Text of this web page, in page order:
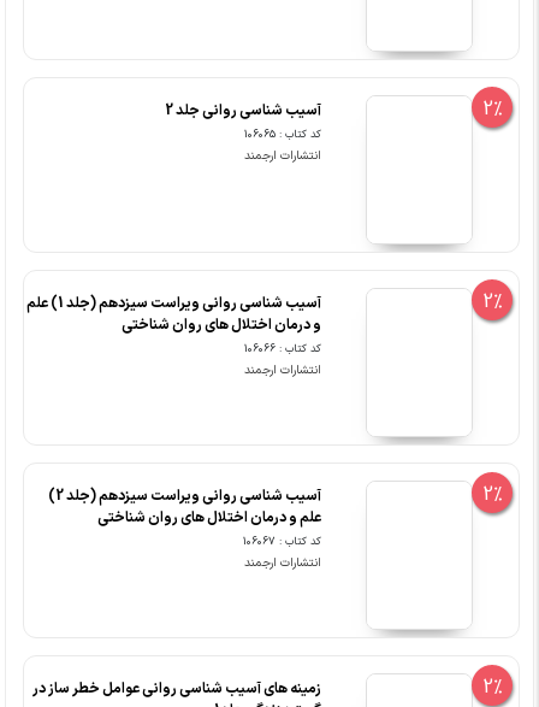
2% آسیب شناسی روانی جلد 2
کد کتاب : 106065
انتشارات ارجمند
2%
آسیب شناسی روانی ویراست سیزدهم (جلد 1) علم
و درمان اختلال های روان شناختی
کد کتاب : 106066
انتشارات ارجمند
2%
آسیب شناسی روانی ویراست سیزدهم (جلد 2)
علم و درمان اختلال های روان شناختی
کد کتاب : 106067
انتشارات ارجمند
2%
زمینه های آسیب شناسی روانی عوامل خطر ساز در